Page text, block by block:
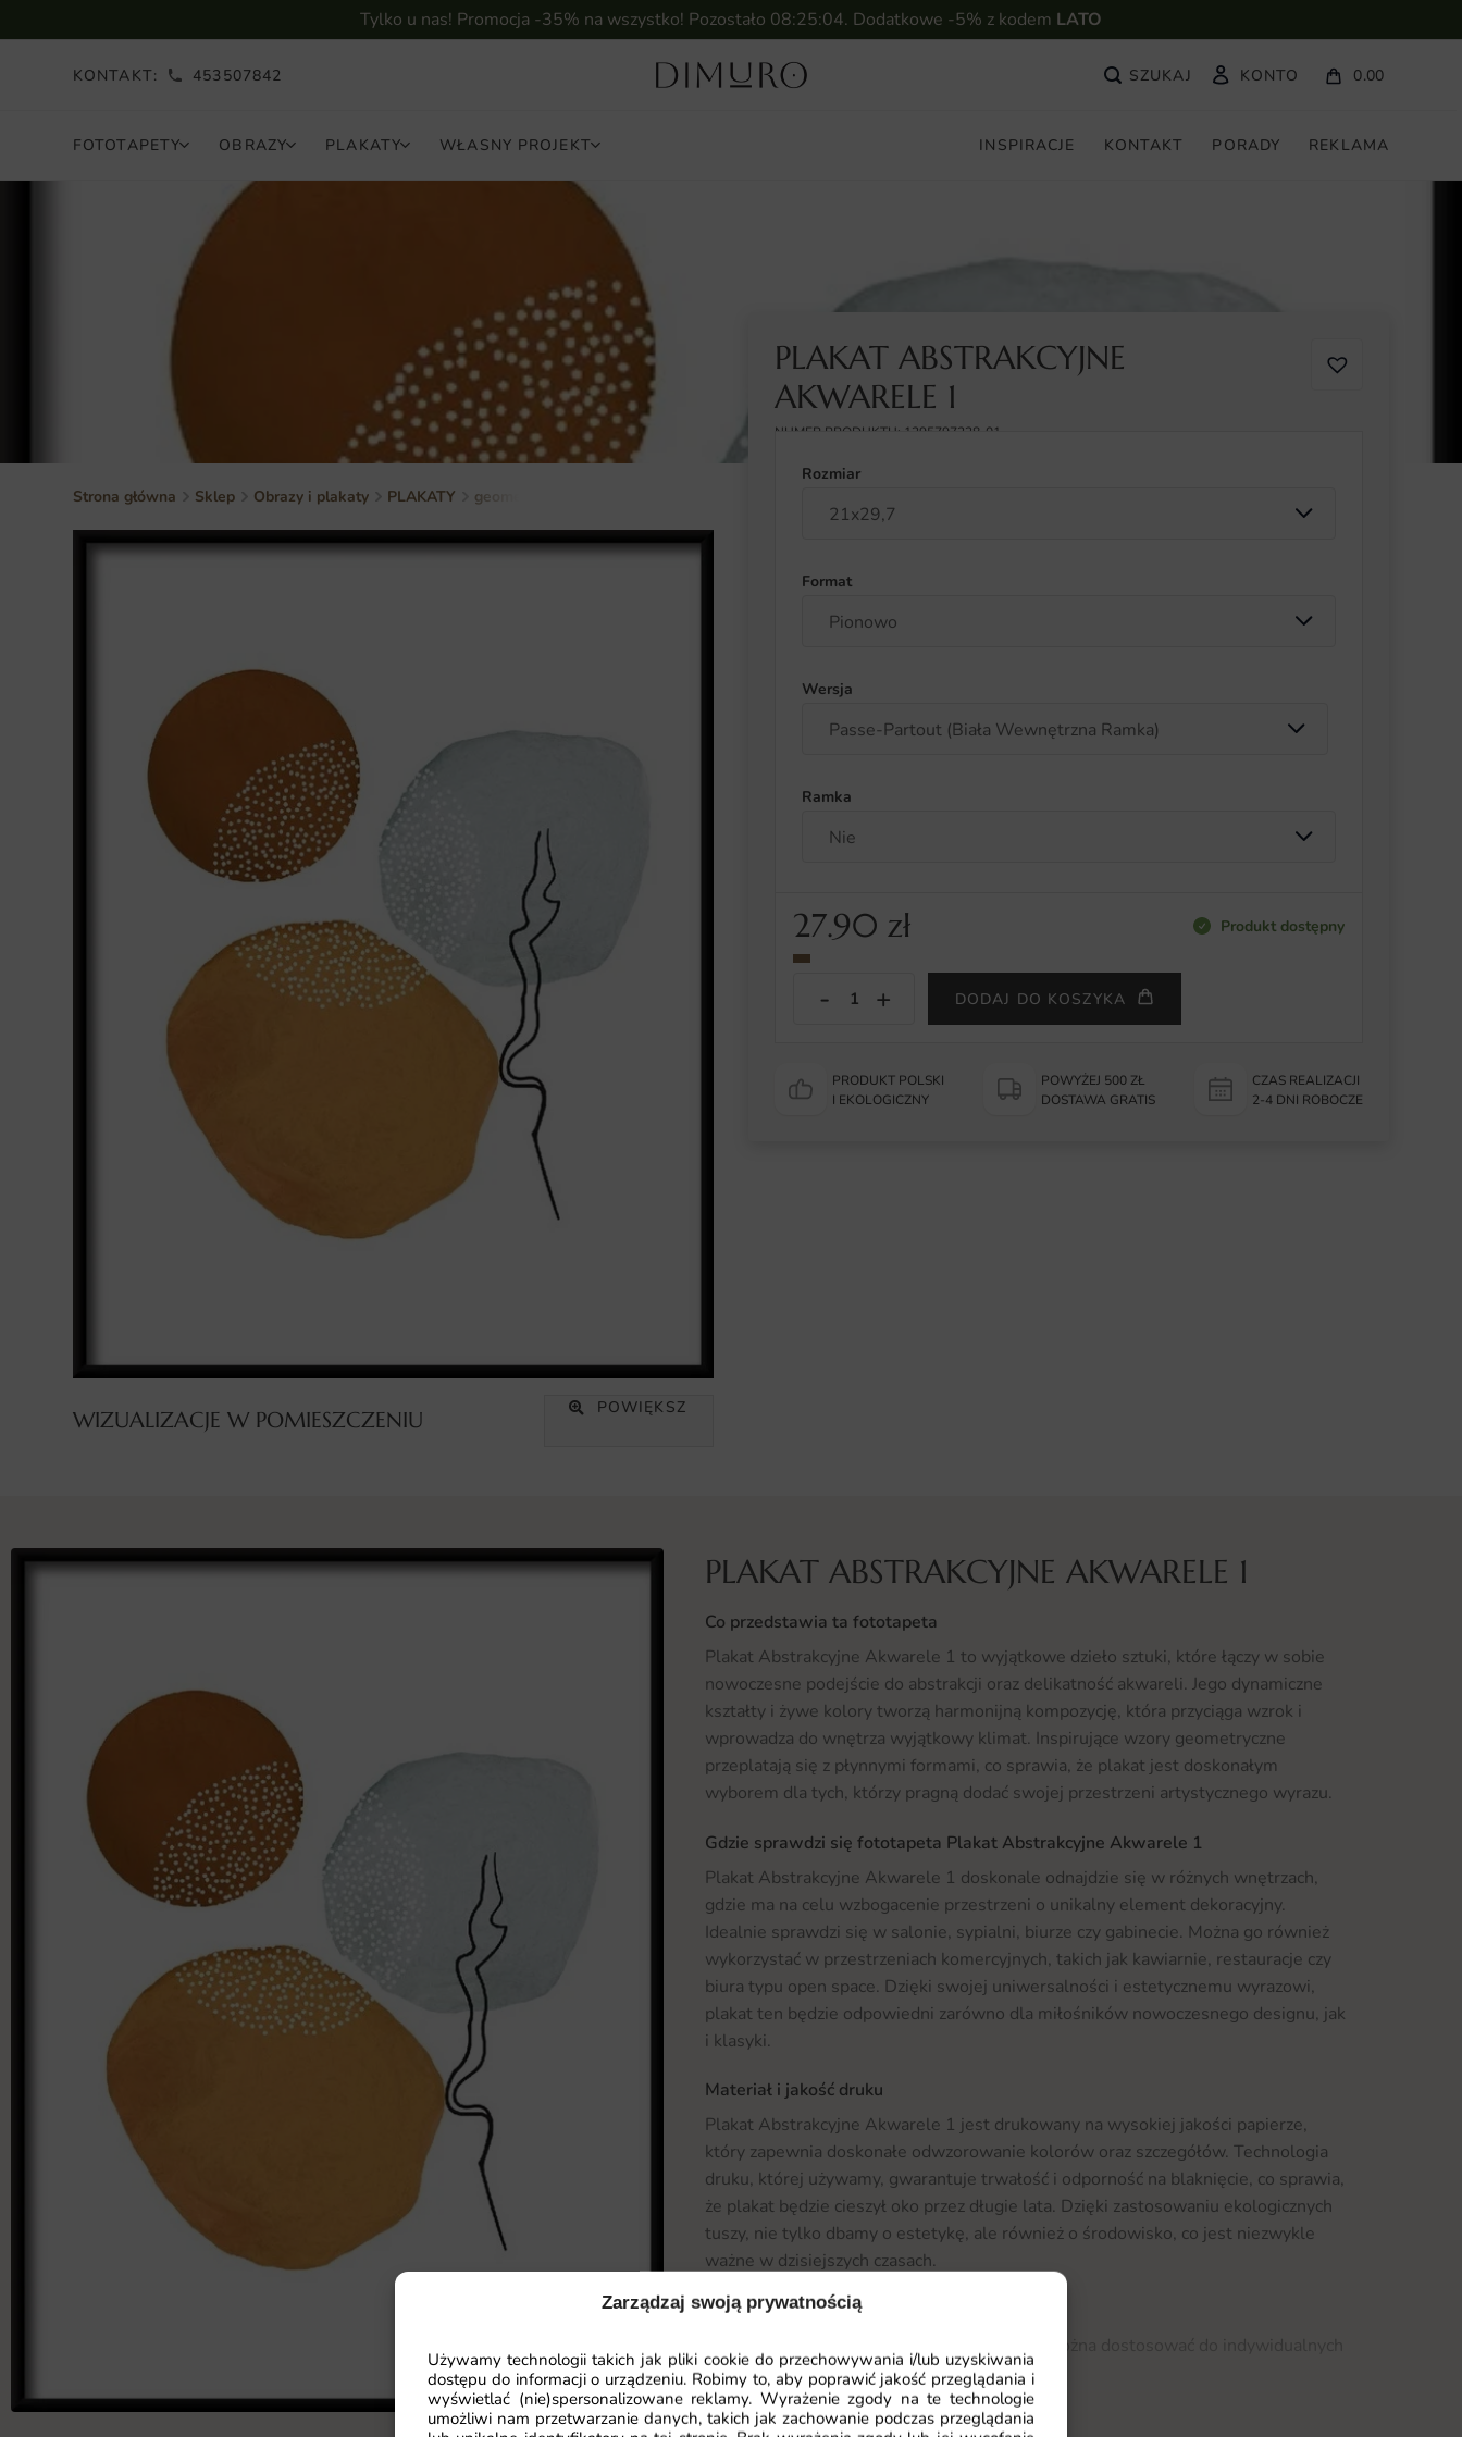
Zarządzaj swoją prywatnością
Używamy technologii takich jak pliki cookie do przechowywania i/lub uzyskiwania
dostępu do informacji o urządzeniu. Robimy to, aby poprawić jakość przeglądania i
wyświetlać (nie)spersonalizowane reklamy. Wyrażenie zgody na te technologie
umożliwi nam przetwarzanie danych, takich jak zachowanie podczas przeglądania
Tylko u nas! Promocja -35% na wszystko! Pozostało 08:25:03. Dodatkowe -5% z kodem LATO
KONTAKT: 453507842 KONTO 0.00
FOTOTAPETY OBRAZY PLAKATY WŁASNY PROJEKT INSPIRACJE KONTAKT PORADY REKLAMA
Strona główna Sklep Obrazy i plakaty PLAKATY geometryczne wzory
WIZUALIZACJE W POMIESZCZENIU POWIĘKSZ
PLAKAT ABSTRAKCYJNE
AKWARELE 1
NUMER PRODUKTU: 1295797228-01
Rozmiar
Format
Wersja
Ramka
27.90 zł Produkt dostępny
DODAJ DO KOSZYKA
PRODUKT POLSKI
I EKOLOGICZNY
POWYŻEJ 500 ZŁ
DOSTAWA GRATIS
CZAS REALIZACJI
2-4 DNI ROBOCZE
PLAKAT ABSTRAKCYJNE AKWARELE 1
Co przedstawia ta fototapeta
Plakat Abstrakcyjne Akwarele 1 to wyjątkowe dzieło sztuki, które łączy w sobie
nowoczesne podejście do abstrakcji oraz delikatność akwareli. Jego dynamiczne
kształty i żywe kolory tworzą harmonijną kompozycję, która przyciąga wzrok i
wprowadza do wnętrza wyjątkowy klimat. Inspirujące wzory geometryczne
przeplatają się z płynnymi formami, co sprawia, że plakat jest doskonałym
wyborem dla tych, którzy pragną dodać swojej przestrzeni artystycznego wyrazu.
Gdzie sprawdzi się fototapeta Plakat Abstrakcyjne Akwarele 1
Plakat Abstrakcyjne Akwarele 1 doskonale odnajdzie się w różnych wnętrzach,
gdzie ma na celu wzbogacenie przestrzeni o unikalny element dekoracyjny.
Idealnie sprawdzi się w salonie, sypialni, biurze czy gabinecie. Można go również
wykorzystać w przestrzeniach komercyjnych, takich jak kawiarnie, restauracje czy
biura typu open space. Dzięki swojej uniwersalności i estetycznemu wyrazowi,
plakat ten będzie odpowiedni zarówno dla miłośników nowoczesnego designu, jak
i klasyki.
Materiał i jakość druku
Plakat Abstrakcyjne Akwarele 1 jest drukowany na wysokiej jakości papierze,
który zapewnia doskonałe odwzorowanie kolorów oraz szczegółów. Technologia
druku, której używamy, gwarantuje trwałość i odporność na blaknięcie, co sprawia,
że plakat będzie cieszył oko przez długie lata. Dzięki zastosowaniu ekologicznych
tuszy, nie tylko dbamy o estetykę, ale również o środowisko, co jest niezwykle
ważne w dzisiejszych czasach.
Wymiary na miarę i łatwy montaż
Wymiary plakatu Abstrakcyjne Akwarele 1 można dostosować do indywidualnych
potrzeb klienta, co pozwala na idealne wkomponowanie go w przestrzeń.
Oferujemy różne rozmiary, dzięki czemu każdy znajdzie coś dla siebie. Montaż
plakatu jest niezwykle prosty i nie wymaga specjalistycznych umiejętności, co
Czytaj więcej